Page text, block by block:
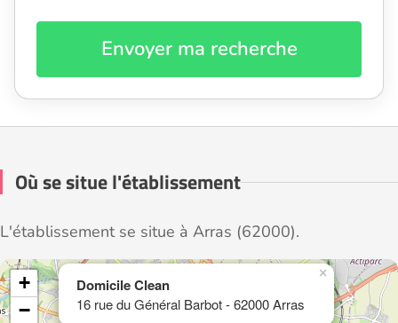
Envoyer ma recherche
Où se situe l'établissement
L'établissement se situe à Arras (62000).
Domicile Clean
16 rue du Général Barbot - 62000 Arras
×
+
−